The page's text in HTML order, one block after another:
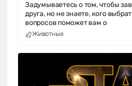
Задумываетесь о том, чтобы
друга, но не знаете, кого
вопросов поможет вам о
Животные